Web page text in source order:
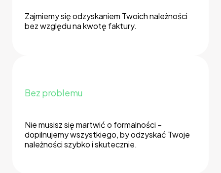
Zajmiemy się odzyskaniem Twoich należności
bez względu na kwotę faktury.
Bez problemu
Nie musisz się martwić o formalności –
dopilnujemy wszystkiego, by odzyskać Twoje
należności szybko i skutecznie.